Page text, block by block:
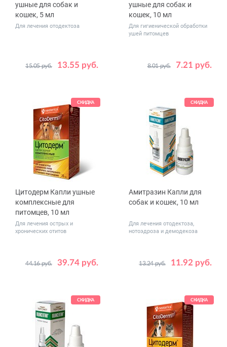
ушные для собак и
кошек, 5 мл
Для лечения отодектоза
13.55 руб.
15.05 руб.
ушные для собак и
кошек, 10 мл
Для гигиенической обработки
ушей питомцев
7.21 руб.
8.01 руб.
СКИДКА
Цитодерм Капли ушные
комплексные для
питомцев, 10 мл
Для лечения острых и
хронических отитов
39.74 руб.
44.16 руб.
СКИДКА
Амитразин Капли для
собак и кошек, 10 мл
Для лечения отодектоза,
нотоэдроза и демодекоза
11.92 руб.
13.24 руб.
СКИДКА СКИДКА